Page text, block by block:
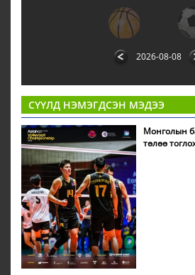
2026-08-08
СҮҮЛД НЭМЭГДСЭН МЭДЭЭ
Монголын
төлөө